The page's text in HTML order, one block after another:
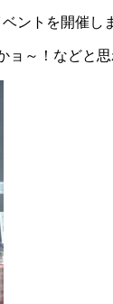
トを開催し
～！などと思